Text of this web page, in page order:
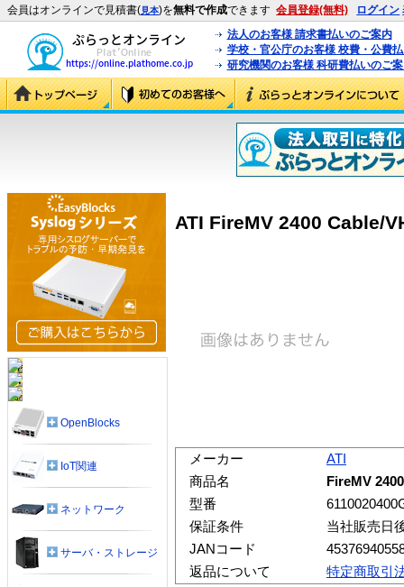
会員はオンラインで見積書(見本)を無料で作成できます 会員登録(無料) ログイン
法人のお客様 請求書払いのご案内
学校・官公庁のお客様 校費・公費
研究機関のお客様 科研費払いのご
ATI FireMV 2400 Cable/
メーカー
ATI
商品名
FireMV
型番
保証条件
当社販売日
JANコード
返品について
特定商取引
OpenBlocks
IoT関連
ネットワーク
サーバ・ストレージ